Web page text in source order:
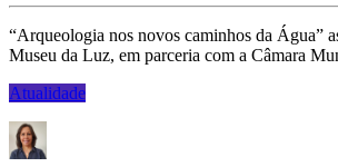
“Arqueologia nos novos caminhos da Água”
Museu da Luz, em parceria com a Câmara
Atualidade